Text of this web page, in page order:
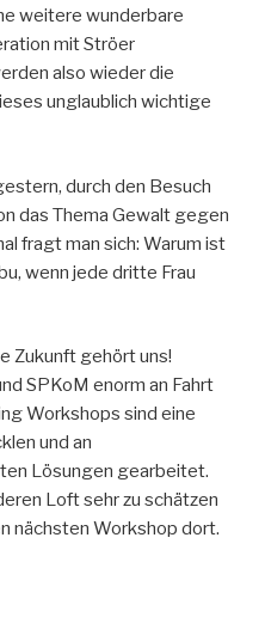
weitere wunderbare
mit Ströer
also wieder die
unglaublich wichtige
durch den Besuch
das Thema Gewalt gegen
fragt man sich: Warum ist
wenn jede dritte Frau
Zukunft gehört uns!
SPKoM enorm an Fahrt
Workshops sind eine
und an
Lösungen gearbeitet.
Loft sehr zu schätzen
nächsten Workshop dort.